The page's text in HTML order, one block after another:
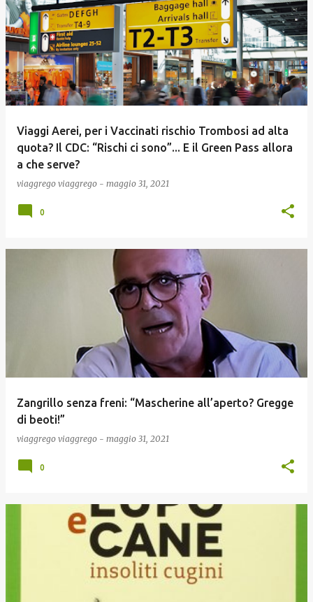
Viaggi Aerei, per i Vaccinati rischio Trombosi ad alta
quota? Il CDC: “Rischi ci sono”... E il Green Pass allora
a che serve?
viaggrego viaggrego - maggio 31, 2021
0
Zangrillo senza freni: “Mascherine all’aperto? Gregge
di beoti!”
viaggrego viaggrego - maggio 31, 2021
0